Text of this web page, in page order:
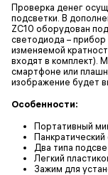
Проверка денег
подсветки. В
ZC10 оборудован
светодиода –
изменяемой
входят в комплект).
смартфоне или
изображение будет
Особенности:
Портативный
Два типа
Легкий
Зажим для